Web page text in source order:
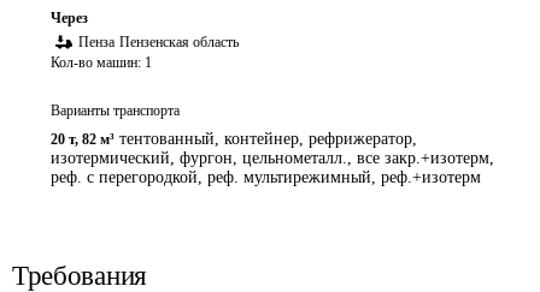
Через
Пенза Пензенская область
Кол-во машин: 1
Варианты транспорта
20 т, 82 м³ тентованный, контейнер, рефрижератор,
изотермический, фургон, цельнометалл., все закр.+изотерм,
реф. с перегородкой, реф. мультирежимный, реф.+изотерм
Требования